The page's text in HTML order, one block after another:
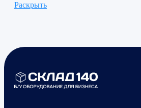
Раскрыть